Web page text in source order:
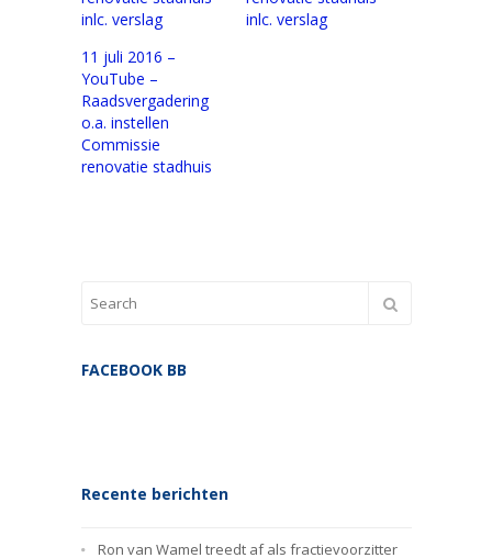
inlc. verslag
inlc. verslag
11 juli 2016 –
YouTube –
Raadsvergadering
o.a. instellen
Commissie
renovatie stadhuis
FACEBOOK BB
Recente berichten
Ron van Wamel treedt af als fractievoorzitter